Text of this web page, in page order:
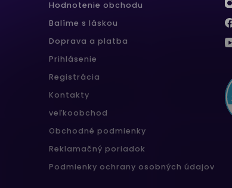
Hodnotenie obchodu
Balíme s láskou
Doprava a platba
Prihlásenie
Registrácia
Kontakty
veľkoobchod
Obchodné podmienky
Reklamačný poriadok
Podmienky ochrany osobných údajov